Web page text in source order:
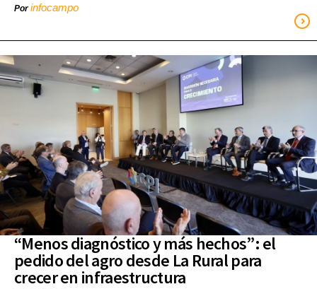
Porinfocampo
“Menos diagnóstico y más hechos”: el
pedido del agro desde La Rural para
crecer en infraestructura